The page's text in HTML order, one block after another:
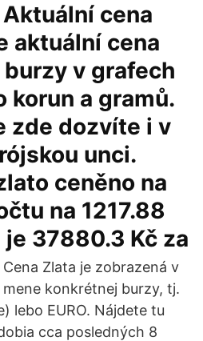
Aktuální cena
aktuální cena
v grafech
korun a gramů.
zde dozvíte i v
unci.
ceněno na
na 1217.88
37880.3 Kč za
Cena Zlata je zobrazená v
mene konkrétnej burzy, tj.
lebo EURO. Nájdete tu
cca posledných 8